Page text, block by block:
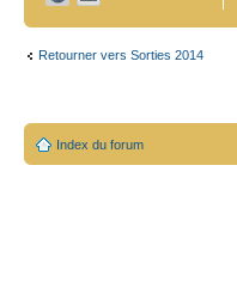
Retourner vers Sorties 2014
Index du forum